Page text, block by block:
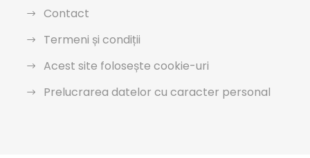
Contact
Termeni și condiții
Acest site folosește cookie-uri
Prelucrarea datelor cu caracter personal